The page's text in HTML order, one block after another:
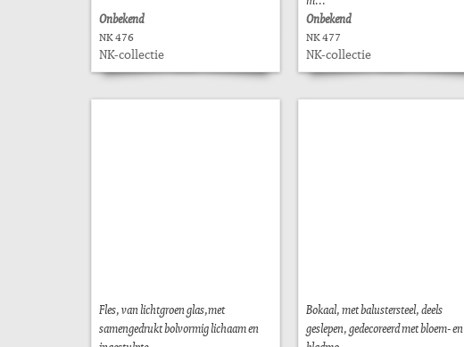
Onbekend
NK 476
NK-collectie
Onbekend
NK 477
NK-collectie
Fles, van lichtgroen glas,met
samengedrukt bolvormig lichaam en
Bokaal, met balustersteel, deels
geslepen, gedecoreerd met bloem- en